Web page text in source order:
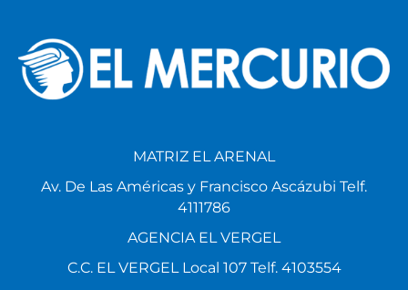
MATRIZ EL ARENAL
Av. De Las Américas y Francisco Ascázubi Telf.
4111786
AGENCIA EL VERGEL
C.C. EL VERGEL Local 107 Telf. 4103554